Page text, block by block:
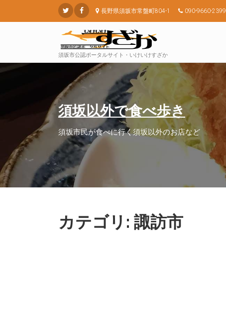
長野県須坂市常盤町804-1 090-9660-2399
須坂市公認ポータルサイト・いけいけすざか
須坂以外で食べ歩き
須坂市民が食べに行く須坂以外のお店など
カテゴリ: 諏訪市